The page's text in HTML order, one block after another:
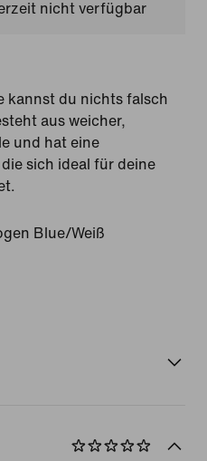
nicht verfügbar
kannst du nichts falsch
aus weicher,
und hat eine
sich ideal für deine
Blue/Weiß